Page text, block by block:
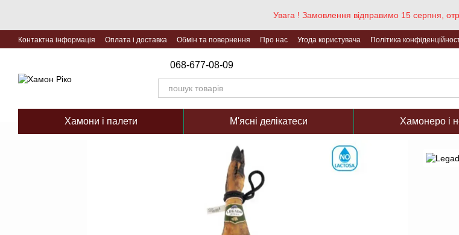
Увага ! Замовлення відправимо 15 серпня,
Контактна інформація Оплата і доставка Обмін та повернення Про нас Угода користувача Політика
068-677-08-09
Хамони і палети М'ясні делікатеси Хамонеро і